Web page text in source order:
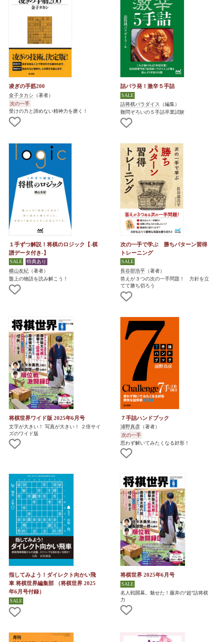
凌ぎの手筋200
金子タカシ （著者）
次の一手
受けの力と諦めない精神力を磨く！
詰パラ発！激辛５手詰
詰将棋パラダイス
（編集）
難問ぞろいの５手詰卒業試験
１手ずつ解説！将棋のロジック【-棋
譜データ付き-】
横山友紀 （著者）
盤上の物語を読み解こう！
次の一手で学ぶ 勝ちパターン習得
トレーニング
長谷部浩平 （著者）
答えが３つの次の一手問題！ 方針を立
てて勝ち切ろう
将棋世界ワイド版 2025年6月号
文字が大きい！ 写真が大きい！ ２倍サイ
ズのワイド版
７手詰ハンドブック
浦野真彦 （著者）
次の一手
思わず解いてみたくなる好形！
指してみよう！ダイレクト向かい飛
車 将棋世界編集部 （将棋世界 2025
年6月号付録）
将棋世界 2025年6月号
名人戦開幕。魅せた！藤井の“超”詰将棋
力